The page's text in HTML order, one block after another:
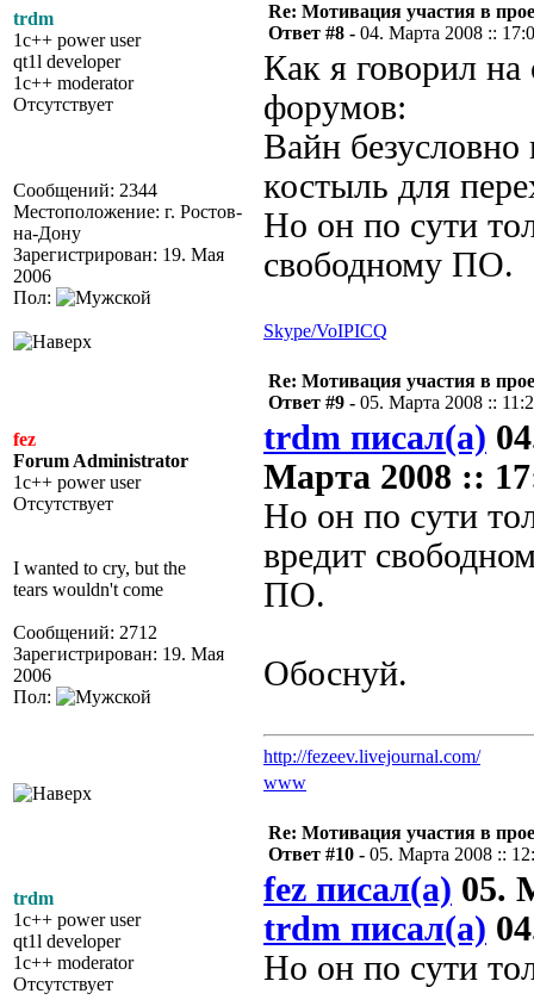
trdm
1c++ power user
qt1l developer
1c++ moderator
Отсутствует
Сообщений: 2344
Местоположение: г. Ростов-
на-Дону
Зарегистрирован: 19. Мая
2006
Пол:
Re: Мотивация участия в
Ответ #8 - 04. Марта 2008 ::
Как я говорил на
форумов:
Вайн
костыль для
Но он по сути
свободному ПО.
Skype/VoIPICQ
fez
Forum Administrator
1c++ power user
Отсутствует
I wanted to cry, but the
tears wouldn't come
Сообщений: 2712
Зарегистрирован: 19. Мая
2006
Пол:
Re: Мотивация участия в
Ответ #9 - 05. Марта 2008 ::
trdm писал(а)
Марта 2008 ::
Но он по сути
вредит
ПО.
Обоснуй.
http://fezeev.livejournal.com/
www
trdm
1c++ power user
qt1l developer
1c++ moderator
Отсутствует
Re: Мотивация участия в
Ответ #10 - 05. Марта 2008 ::
fez писал(а) 05.
trdm писал(а)
Но он по сути